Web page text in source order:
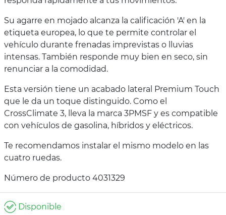
Su agarre en mojado alcanza la calificación 'A' en la
etiqueta europea, lo que te permite controlar el
vehículo durante frenadas imprevistas o lluvias
intensas. También responde muy bien en seco, sin
renunciar a la comodidad.
Esta versión tiene un acabado lateral Premium Touch
que le da un toque distinguido. Como el
CrossClimate 3, lleva la marca 3PMSF y es compatible
con vehículos de gasolina, híbridos y eléctricos.
Te recomendamos instalar el mismo modelo en las
cuatro ruedas.
Número de producto 4031329
Disponible